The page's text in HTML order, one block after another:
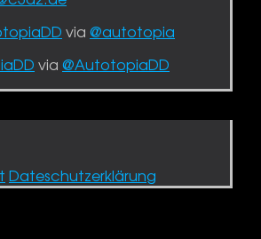
via @autotopia
via @AutotopiaDD
Dateschutzerklärung